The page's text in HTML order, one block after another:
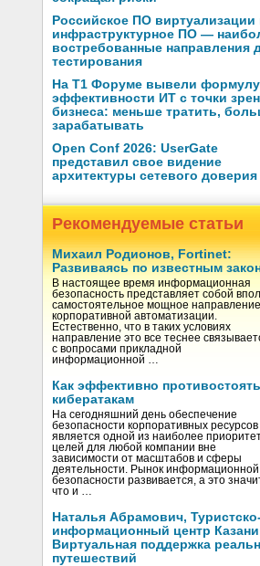
Российское ПО виртуализации
инфраструктурное ПО —
востребованные направления
тестирования
На Т1 Форуме вывели формулу
эффективности ИТ с точки
бизнеса: меньше тратить,
зарабатывать
Open Conf 2026: UserGate
представил свое видение
архитектуры сетевого доверия
Рекомендуемые статьи
Михаил Родионов, Fortinet:
Развиваясь по известным
В настоящее время информационная
безопасность представляет собой
самостоятельное мощное направление
корпоративной автоматизации.
Естественно, что в таких условиях
направление это все теснее
с вопросами прикладной
информационной …
Как эффективно противостоять
кибератакам
На сегодняшний день обеспечение
безопасности корпоративных ресурсов
является одной из наиболее
целей для любой компании вне
зависимости от масштабов и сферы
деятельности. Рынок информационной
безопасности развивается, а это
что и …
Наталья Абрамович,
информационный центр
Виртуальная поддержка
путешествий